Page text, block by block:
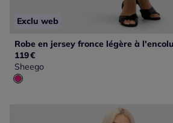
Exclu web
Robe en jersey fronce légère à
119€
Sheego